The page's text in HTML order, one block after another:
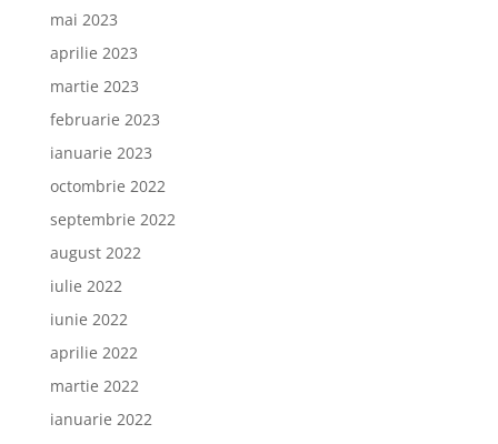
mai 2023
aprilie 2023
martie 2023
februarie 2023
ianuarie 2023
octombrie 2022
septembrie 2022
august 2022
iulie 2022
iunie 2022
aprilie 2022
martie 2022
ianuarie 2022